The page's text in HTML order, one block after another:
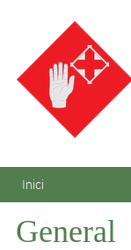
Esteu aquí
Inici
General